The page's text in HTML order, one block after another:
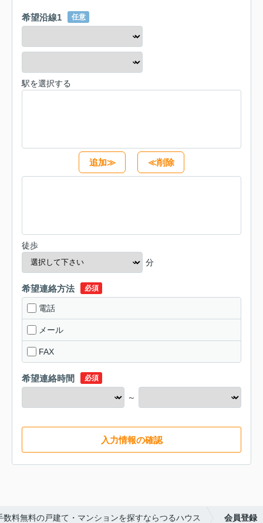
希望沿線1 任意
駅を選択する
追加≫ ≪削除
徒歩
分
希望連絡方法 必須
電話
メール
FAX
希望連絡時間 必須
～
入力情報の確認
数料無料の戸建て・マンションを探すならつるハウス 会員登録